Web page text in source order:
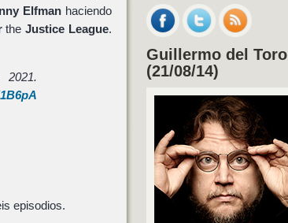
Elfmanhaciendo
the Justice League.
episodios.
Guillermo del Toro
(21/08/14)